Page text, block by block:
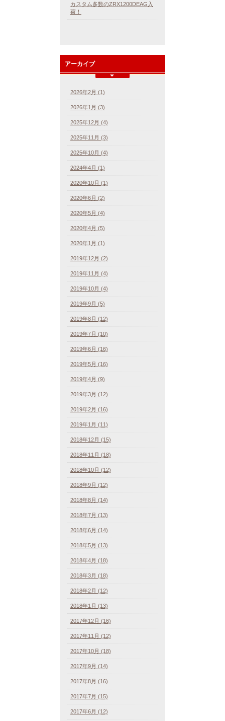
カスタム多数のZRX1200DEAG入
荷！
アーカイブ
2026年2月 (1)
2026年1月 (3)
2025年12月 (4)
2025年11月 (3)
2025年10月 (4)
2024年4月 (1)
2020年10月 (1)
2020年6月 (2)
2020年5月 (4)
2020年4月 (5)
2020年1月 (1)
2019年12月 (2)
2019年11月 (4)
2019年10月 (4)
2019年9月 (5)
2019年8月 (12)
2019年7月 (10)
2019年6月 (16)
2019年5月 (16)
2019年4月 (9)
2019年3月 (12)
2019年2月 (16)
2019年1月 (11)
2018年12月 (15)
2018年11月 (18)
2018年10月 (12)
2018年9月 (12)
2018年8月 (14)
2018年7月 (13)
2018年6月 (14)
2018年5月 (13)
2018年4月 (18)
2018年3月 (18)
2018年2月 (12)
2018年1月 (13)
2017年12月 (16)
2017年11月 (12)
2017年10月 (18)
2017年9月 (14)
2017年8月 (16)
2017年7月 (15)
2017年6月 (12)